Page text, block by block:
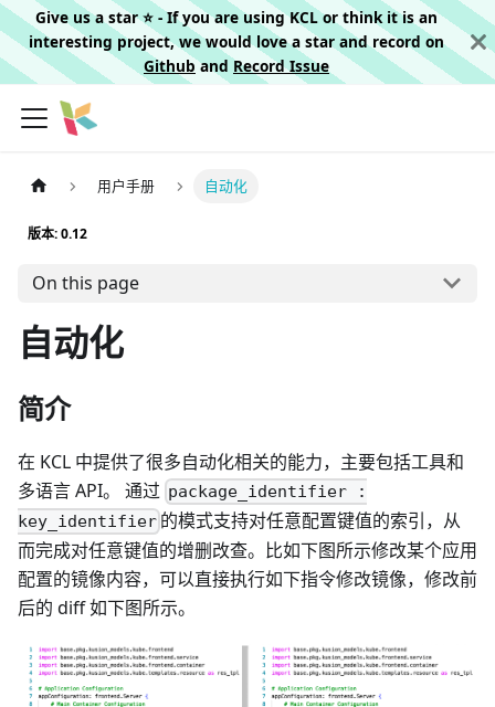
Give us a star ⭐️ - If you are using KCL or think it is an
interesting project, we would love a star and record on
Githuband Record Issue
用户手册 自动化
版本: 0.12
On this page
自动化
简介
在 KCL 中提供了很多自动化相关的能力，主要包括工具和
多语言 API。 通过 package_identifier :
key_identifier 的模式支持对任意配置键值的索引，从
而完成对任意键值的增删改查。比如下图所示修改某个应用
配置的镜像内容，可以直接执行如下指令修改镜像，修改前
后的 diff 如下图所示。